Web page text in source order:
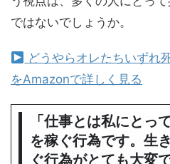
ではないでしょうか。
どうやらオレたちいずれ
をAmazonで詳しく見る
「仕事とは私にとっ
を稼ぐ行為です。生
ぐ行為がとても大変